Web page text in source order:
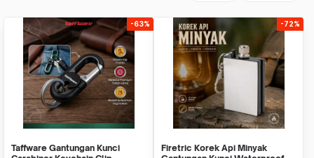
-63%
Taffware Gantungan Kunci
-72%
Firetric Korek Api Minyak